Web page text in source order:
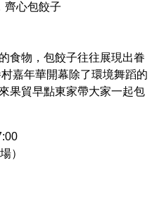
齊心包餃子
食物，包餃子往往展現出眷
嘉年華開幕除了環境舞蹈的
果貿早點東家帶大家一起包
）